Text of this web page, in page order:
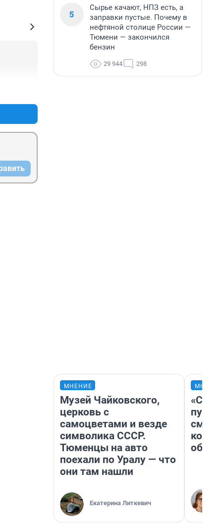
5
Сырье качают, НПЗ есть, а
заправки пустые. Почему в
нефтяной столице России —
Тюмени — закончился
бензин
29 944 298
МНЕНИЕ
Музей Чайковского,
церковь с
самоцветами и везде
символика СССР.
Тюменцы на авто
поехали по Уралу — что
они там нашли
Екатерина Литкевич